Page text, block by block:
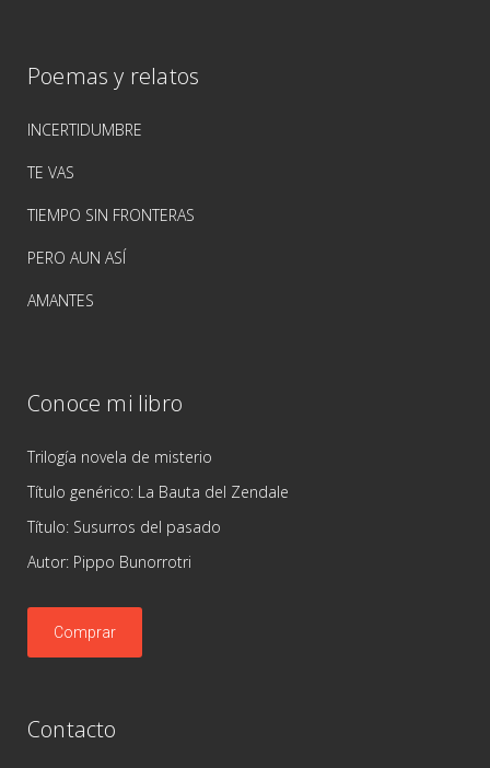
Poemas y relatos
INCERTIDUMBRE
TE VAS
TIEMPO SIN FRONTERAS
PERO AUN ASÍ
AMANTES
Conoce mi libro
Trilogía novela de misterio
Título genérico: La Bauta del Zendale
Título: Susurros del pasado
Autor: Pippo Bunorrotri
Comprar
Contacto